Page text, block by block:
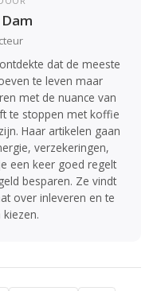
dat de meeste
te leven maar
met de nuance van
te stoppen met koffie
Haar artikelen gaan
verzekeringen,
een keer goed regelt
besparen. Ze vindt
over inleveren en te